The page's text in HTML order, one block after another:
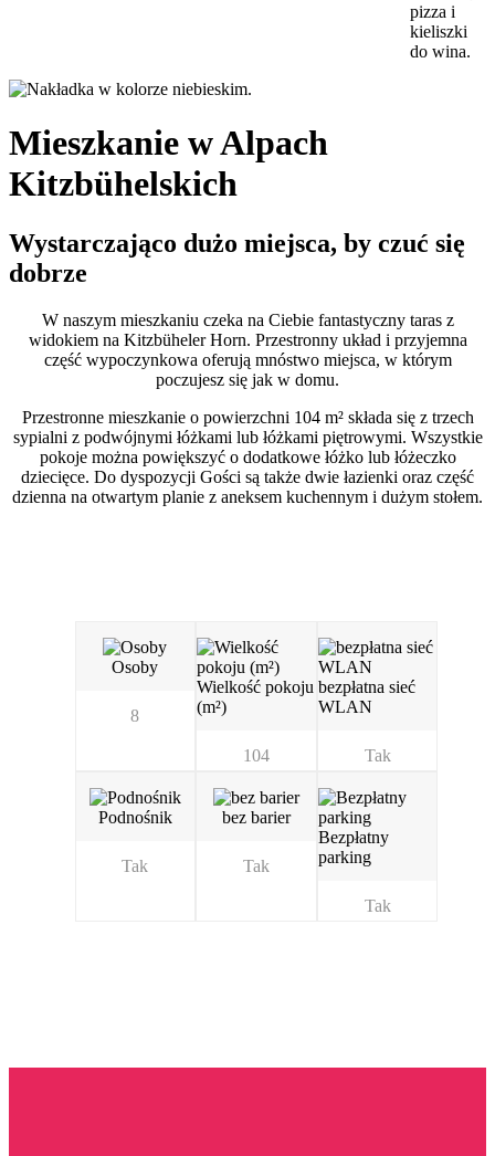
Mieszkanie w Alpach
Kitzbühelskich
Wystarczająco dużo miejsca, by czuć się
dobrze
W naszym mieszkaniu czeka na Ciebie fantastyczny taras z
widokiem na Kitzbüheler Horn. Przestronny układ i przyjemna
część wypoczynkowa oferują mnóstwo miejsca, w którym
poczujesz się jak w domu.
Przestronne mieszkanie o powierzchni 104 m² składa się z trzech
sypialni z podwójnymi łóżkami lub łóżkami piętrowymi. Wszystkie
pokoje można powiększyć o dodatkowe łóżko lub łóżeczko
dziecięce. Do dyspozycji Gości są także dwie łazienki oraz część
dzienna na otwartym planie z aneksem kuchennym i dużym stołem.
Osoby
8
Wielkość pokoju
(m²)
104
bezpłatna sieć
WLAN
Tak
Podnośnik
Tak
bez barier
Tak
Bezpłatny
parking
Tak